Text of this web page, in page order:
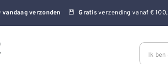
vandaag verzonden Gratisverzending vanaf €
Ik ben